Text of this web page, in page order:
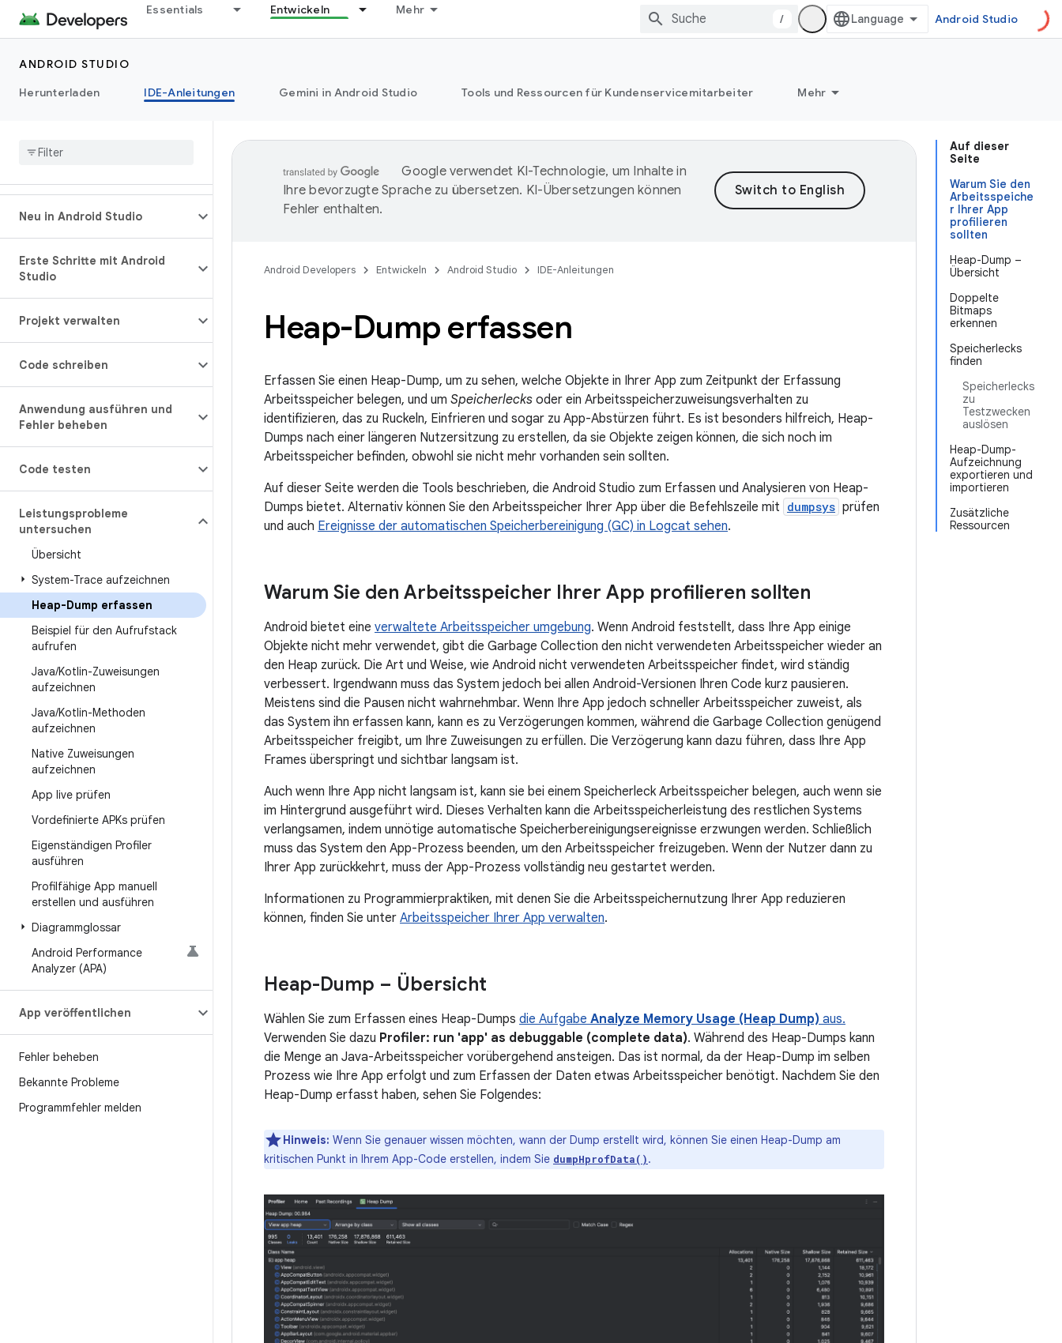
Essentials Entwickeln Mehr
/ Android Studio
ANDROID STUDIO
Herunterladen
IDE-Anleitungen Gemini in Android Studio Tools und Ressourcen für Kundenservicemitarbeiter Mehr
Neu in Android Studio
Erste Schritte mit Android
Studio
Projekt verwalten
Code schreiben
Anwendung ausführen und
Fehler beheben
Code testen
Leistungsprobleme
untersuchen
Übersicht
System-Trace aufzeichnen
Heap-Dump erfassen
Beispiel für den Aufrufstack
aufrufen
Java/Kotlin-Zuweisungen
aufzeichnen
Java/Kotlin-Methoden
aufzeichnen
Native Zuweisungen
aufzeichnen
App live prüfen
Vordefinierte APKs prüfen
Eigenständigen Profiler
ausführen
Profilfähige App manuell
erstellen und ausführen
Diagrammglossar
Android Performance
Analyzer (APA)
App veröffentlichen
Fehler beheben
Bekannte Probleme
Programmfehler melden
Auf dieser
Seite
Warum Sie den
Arbeitsspeiche
r Ihrer App
profilieren
sollten
Heap-Dump –
Übersicht
Doppelte
Bitmaps
erkennen
Speicherlecks
finden
Speicherlecks
zu
Testzwecken
auslösen
Heap-Dump-
Aufzeichnung
exportieren und
importieren
Zusätzliche
Ressourcen
Google verwendet KI-Technologie, um Inhalte in
Ihre bevorzugte Sprache zu übersetzen. KI-Übersetzungen können
Fehler enthalten.
Android Developers Entwickeln Android Studio IDE-Anleitungen
Heap-Dump erfassen
Erfassen Sie einen Heap-Dump, um zu sehen, welche Objekte in Ihrer App zum Zeitpunkt der Erfassung
Arbeitsspeicher belegen, und um Speicherlecks oder ein Arbeitsspeicherzuweisungsverhalten zu
identifizieren, das zu Ruckeln, Einfrieren und sogar zu App-Abstürzen führt. Es ist besonders hilfreich, Heap-
Dumps nach einer längeren Nutzersitzung zu erstellen, da sie Objekte zeigen können, die sich noch im
Arbeitsspeicher befinden, obwohl sie nicht mehr vorhanden sein sollten.
Auf dieser Seite werden die Tools beschrieben, die Android Studio zum Erfassen und Analysieren von Heap-
Dumps bietet. Alternativ können Sie den Arbeitsspeicher Ihrer App über die Befehlszeile mit dumpsys prüfen
und auch Ereignisse der automatischen Speicherbereinigung (GC) in Logcat sehen.
Warum Sie den Arbeitsspeicher Ihrer App profilieren sollten
Android bietet eine verwaltete Arbeitsspeicher umgebung. Wenn Android feststellt, dass Ihre App einige
Objekte nicht mehr verwendet, gibt die Garbage Collection den nicht verwendeten Arbeitsspeicher wieder an
den Heap zurück. Die Art und Weise, wie Android nicht verwendeten Arbeitsspeicher findet, wird ständig
verbessert. Irgendwann muss das System jedoch bei allen Android-Versionen Ihren Code kurz pausieren.
Meistens sind die Pausen nicht wahrnehmbar. Wenn Ihre App jedoch schneller Arbeitsspeicher zuweist, als
das System ihn erfassen kann, kann es zu Verzögerungen kommen, während die Garbage Collection genügend
Arbeitsspeicher freigibt, um Ihre Zuweisungen zu erfüllen. Die Verzögerung kann dazu führen, dass Ihre App
Frames überspringt und sichtbar langsam ist.
Auch wenn Ihre App nicht langsam ist, kann sie bei einem Speicherleck Arbeitsspeicher belegen, auch wenn sie
im Hintergrund ausgeführt wird. Dieses Verhalten kann die Arbeitsspeicherleistung des restlichen Systems
verlangsamen, indem unnötige automatische Speicherbereinigungsereignisse erzwungen werden. Schließlich
muss das System den App-Prozess beenden, um den Arbeitsspeicher freizugeben. Wenn der Nutzer dann zu
Ihrer App zurückkehrt, muss der App-Prozess vollständig neu gestartet werden.
Informationen zu Programmierpraktiken, mit denen Sie die Arbeitsspeichernutzung Ihrer App reduzieren
können, finden Sie unter Arbeitsspeicher Ihrer App verwalten.
Heap-Dump – Übersicht
Wählen Sie zum Erfassen eines Heap-Dumps die Aufgabe Analyze Memory Usage (Heap Dump) aus.
Verwenden Sie dazu Profiler: run 'app' as debuggable (complete data). Während des Heap-Dumps kann
die Menge an Java-Arbeitsspeicher vorübergehend ansteigen. Das ist normal, da der Heap-Dump im selben
Prozess wie Ihre App erfolgt und zum Erfassen der Daten etwas Arbeitsspeicher benötigt. Nachdem Sie den
Heap-Dump erfasst haben, sehen Sie Folgendes:
Hinweis: Wenn Sie genauer wissen möchten, wann der Dump erstellt wird, können Sie einen Heap-Dump am
kritischen Punkt in Ihrem App-Code erstellen, indem Sie dumpHprofData().